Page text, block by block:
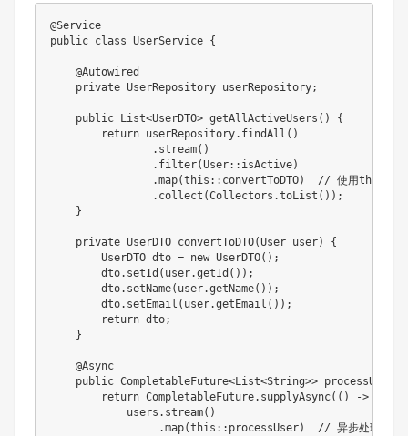
@Service
public class UserService {
@Autowired
private UserRepository userRepository;
public List<UserDTO> getAllActiveUsers ( )
{
return userRepository. findAll ( )
. stream( )
. filter(User:: isActive)
.map(this :: convertToDTO)
// 使用this::引
. collect (Collectors .toList ( ) ) ;
}
private UserDTO convertToDTO(User user)
{
UserDTO dto = new UserDTO( ) ;
        dto
. setId ( user.getId ( ) ) ;
        dto
. setName( user.getName( ) ) ;
        dto
. setEmail ( user.getEmail ( ) ) ;
return dto;
}
@Async
public CompletableFuture<List<String>>
return CompletableFuture. supplyAsync( ( )
->
            users
. stream( )
.map(this :: processUser)
// 异步处理中